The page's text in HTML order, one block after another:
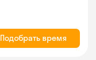
Подобрать время